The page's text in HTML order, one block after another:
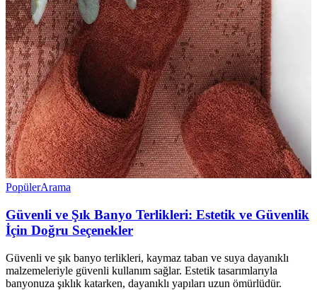
PopülerArama
Güvenli ve Şık Banyo Terlikleri: Estetik ve Güvenlik
İçin Doğru Seçenekler
Güvenli ve şık banyo terlikleri, kaymaz taban ve suya dayanıklı
malzemeleriyle güvenli kullanım sağlar. Estetik tasarımlarıyla
banyonuza şıklık katarken, dayanıklı yapıları uzun ömürlüdür.